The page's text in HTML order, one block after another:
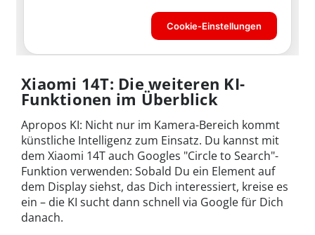
Xiaomi 14T: Die weiteren KI-
Funktionen im Überblick
Apropos KI: Nicht nur im Kamera-Bereich kommt
künstliche Intelligenz zum Einsatz. Du kannst mit
dem Xiaomi 14T auch Googles "Circle to Search"-
Funktion verwenden: Sobald Du ein Element auf
dem Display siehst, das Dich interessiert, kreise es
ein – die KI sucht dann schnell via Google für Dich
danach.